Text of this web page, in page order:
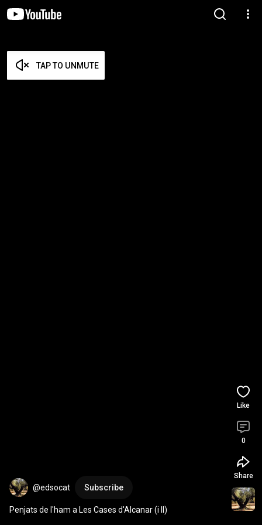
TAP TO UNMUTE
@edsocat Subscribe
Penjats de l'ham a Les Cases d'Alcanar (i II)
Like
0
Share